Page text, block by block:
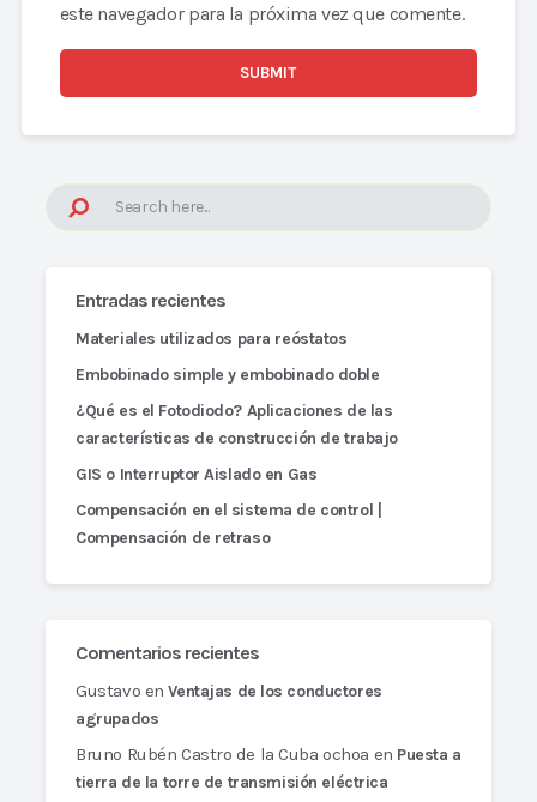
Entradas recientes
Materiales utilizados para reóstatos
Embobinado simple y embobinado doble
¿Qué es el Fotodiodo? Aplicaciones de las
características de construcción de trabajo
GIS o Interruptor Aislado en Gas
Compensación en el sistema de control |
Compensación de retraso
Comentarios recientes
Gustavo enVentajas de los conductores
agrupados
Bruno Rubén Castro de la Cuba ochoa en Puesta a
tierra de la torre de transmisión eléctrica
este navegador para la próxima vez que comente.